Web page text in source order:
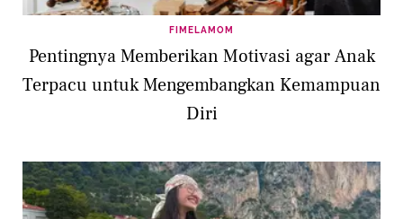
FIMELAMOM
Pentingnya Memberikan Motivasi agar Anak
Terpacu untuk Mengembangkan Kemampuan
Diri